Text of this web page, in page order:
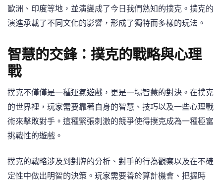
歐洲、印度等地，並演變成了今日我們熟知的撲克。撲克的
演進承載了不同文化的影響，形成了獨特而多樣的玩法。
智慧的交鋒：撲克的戰略與心理
戰
撲克不僅僅是一種運氣遊戲，更是一場智慧的對決。在撲克
的世界裡，玩家需要靠著自身的智慧、技巧以及一些心理戰
術來擊敗對手。這種緊張刺激的競爭使得撲克成為一種極富
挑戰性的遊戲。
撲克的戰略涉及到對牌的分析、對手的行為觀察以及在不確
定性中做出明智的決策。玩家需要善於算計機會、把握時